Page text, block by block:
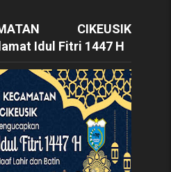
CIKEUSIK
Idul Fitri 1447 H